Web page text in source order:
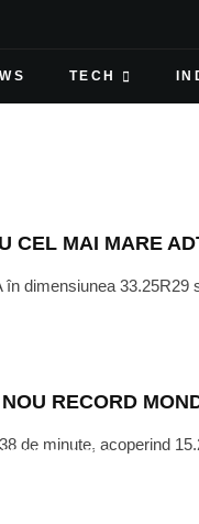
TECH
CEL MAI MARE
dimensiunea 33.25R29
RECORD
de minute, acoperind
6, 2016